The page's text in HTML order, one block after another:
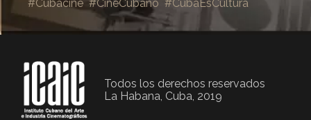
#Cubacine #CineCubano #CubaEsCultura
Todos los derechos reservados
La Habana, Cuba, 2019